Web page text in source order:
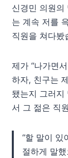
신경민 의원의
는 계속 저를
직원을 쳐다봤
제가 “나가면
하자, 친구는
됐는지 그러지
서 그 젊은 직
“할 말이 있
절하게 말